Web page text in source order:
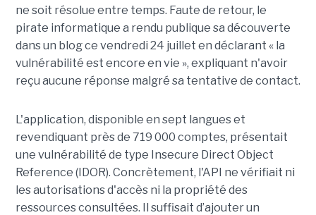
ne soit résolue entre temps. Faute de retour, le
pirate informatique a rendu publique sa découverte
dans un blog ce vendredi 24 juillet en déclarant « la
vulnérabilité est encore en vie », expliquant n'avoir
reçu aucune réponse malgré sa tentative de contact.
L'application, disponible en sept langues et
revendiquant près de 719 000 comptes, présentait
une vulnérabilité de type Insecure Direct Object
Reference (IDOR). Concrètement, l'API ne vérifiait ni
les autorisations d'accès ni la propriété des
ressources consultées. Il suffisait d’ajouter un